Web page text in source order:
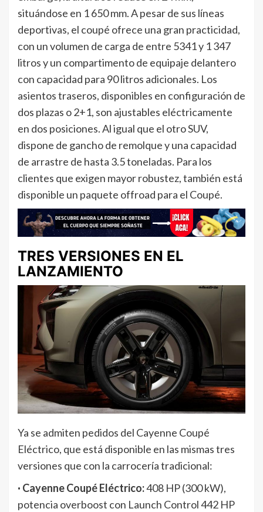
situándose en 1 650 mm. A pesar de sus líneas
deportivas, el coupé ofrece una gran practicidad,
con un volumen de carga de entre 5341 y 1 347
litros y un compartimento de equipaje delantero
con capacidad para 90 litros adicionales. Los
asientos traseros, disponibles en configuración de
dos plazas o 2+1, son ajustables eléctricamente
en dos posiciones. Al igual que el otro SUV,
dispone de gancho de remolque y una capacidad
de arrastre de hasta 3.5 toneladas. Para los
clientes que exigen mayor robustez, también está
disponible un paquete offroad para el Coupé.
TRES VERSIONES EN EL
LANZAMIENTO
Ya se admiten pedidos del Cayenne Coupé
Eléctrico, que está disponible en las mismas tres
versiones que con la carrocería tradicional:
· Cayenne Coupé Eléctrico:408 HP (300 kW),
potencia overboost con Launch Control 442 HP